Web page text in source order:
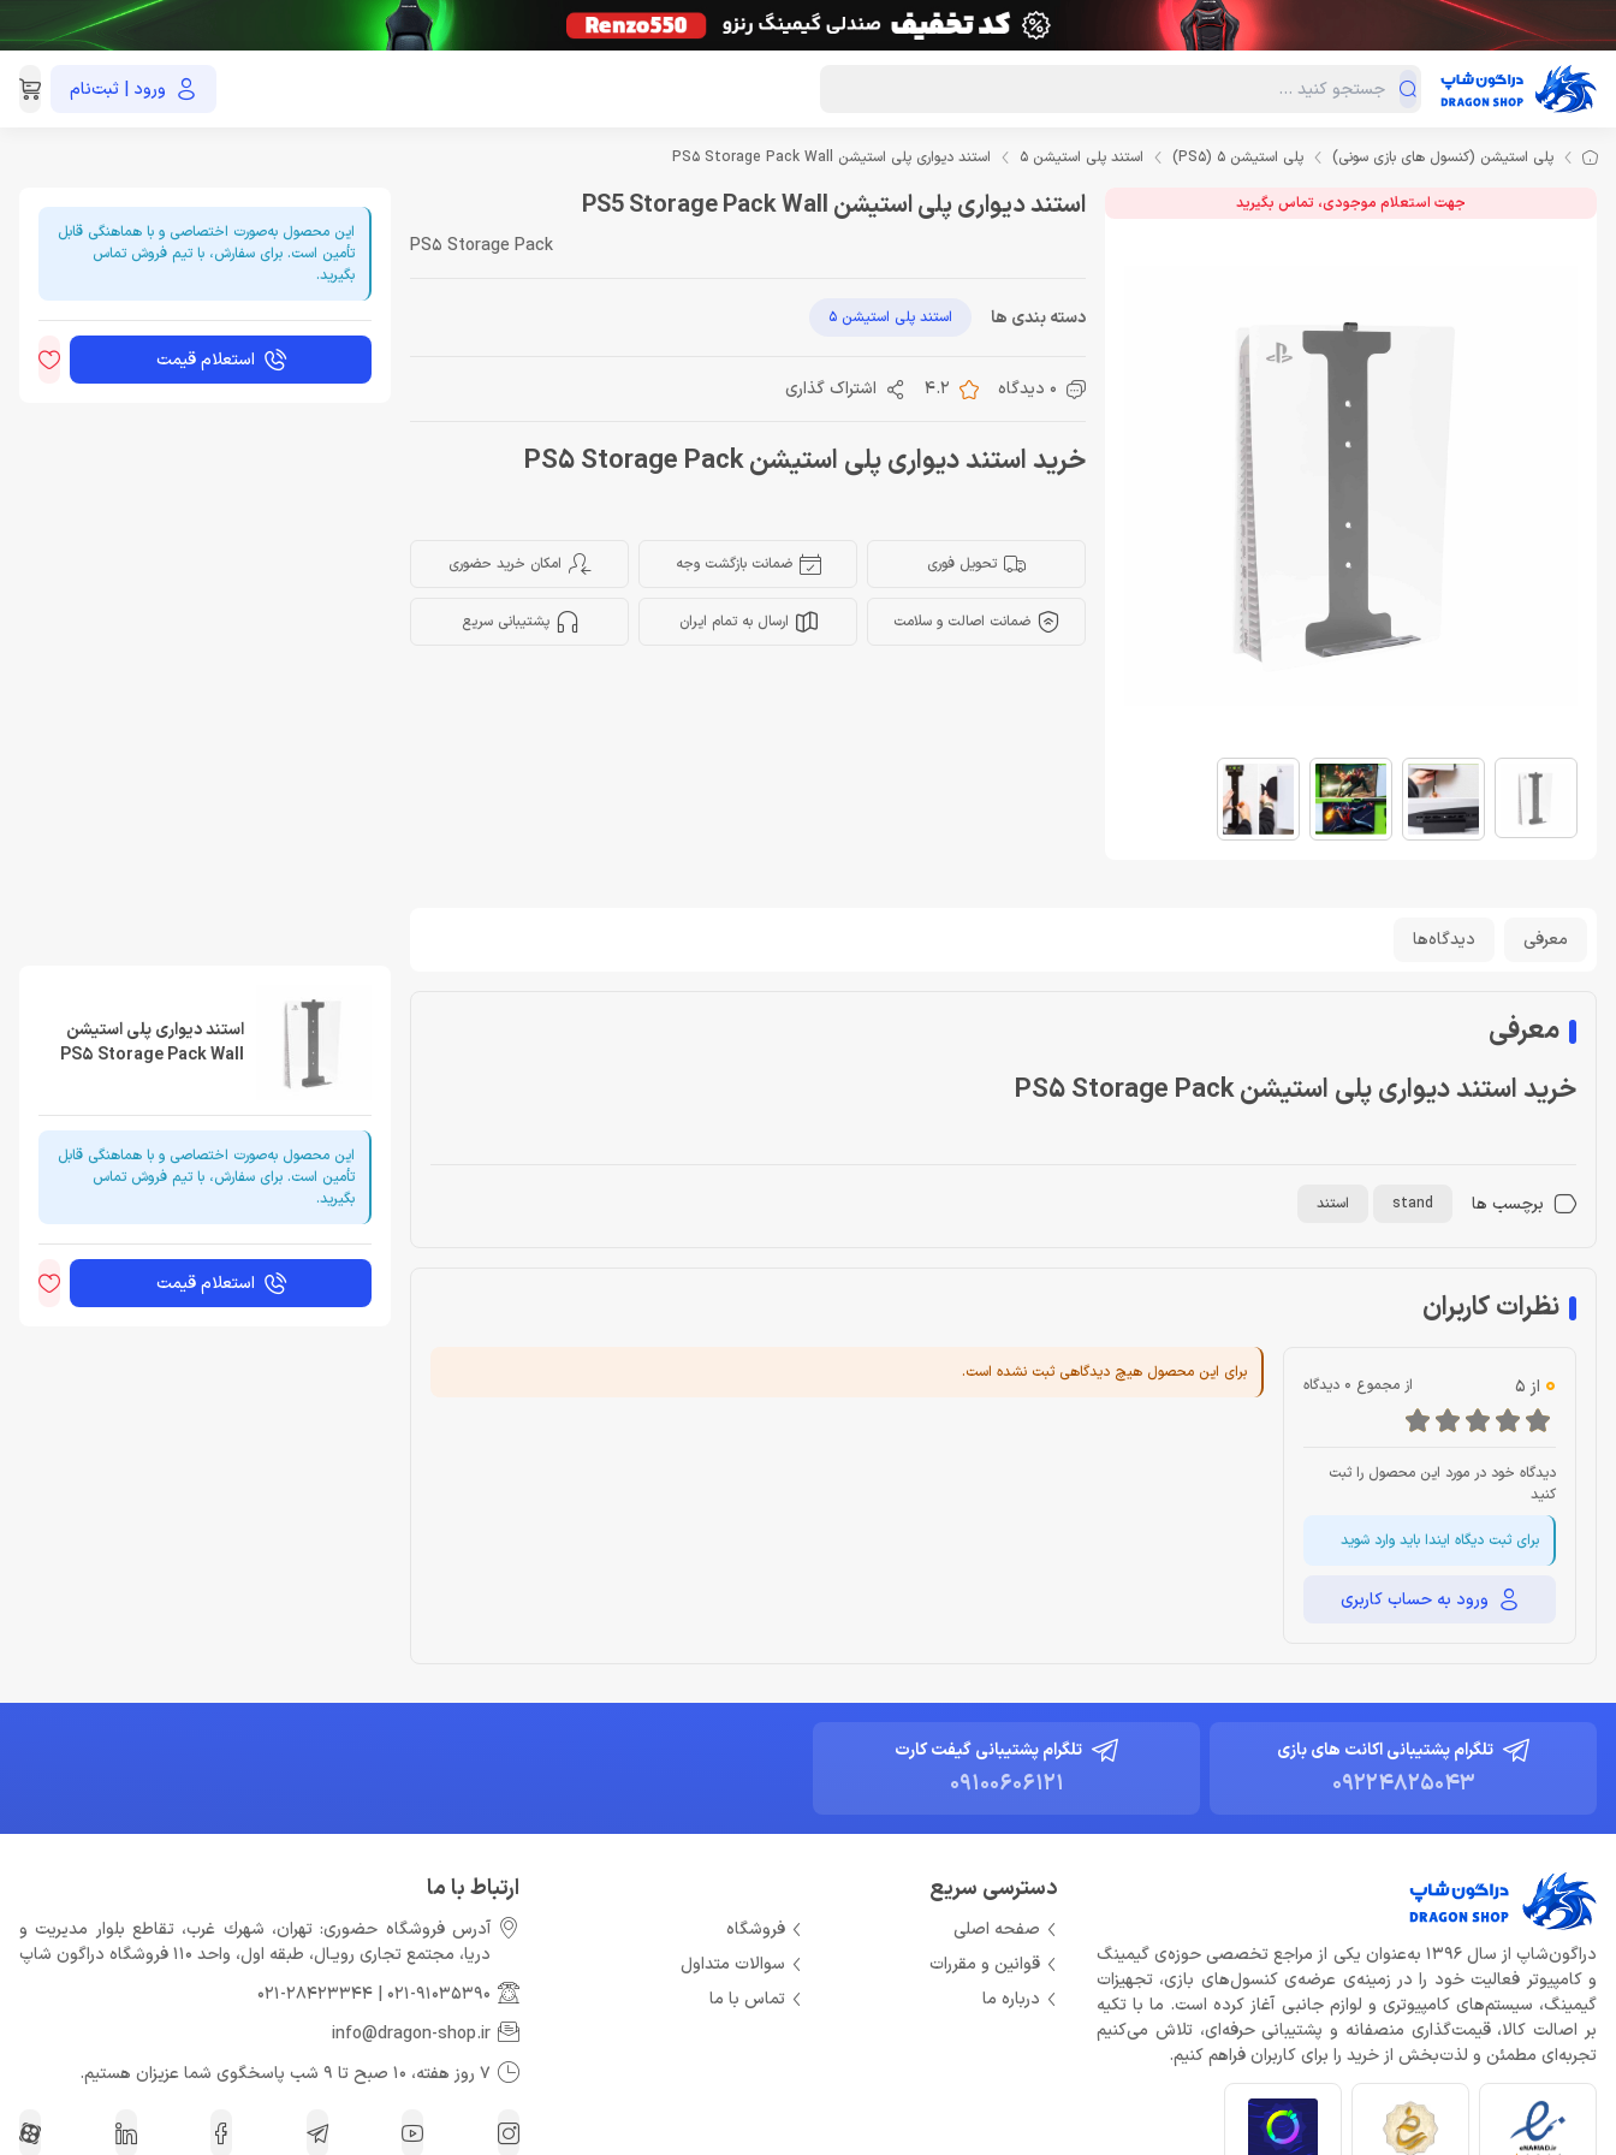
ورود | ثبت‌نام دسته‌بندی محصولات فروش ویژه 021-91035390
پلی استیشن (کنسول های بازی سونی) پلی استیشن 5 (PS5) استند پلی استیشن 5 استند دیواری پلی استیشن PS5 Storage Pack Wall
جهت استعلام موجودی، تماس بگیرید استند دیواری پلی استیشن PS5 Storage Pack Wall
PS5 Storage Pack
دسته بندی ها استند پلی استیشن 5
0 دیدگاه 4.2 اشتراک گذاری
خرید استند دیواری پلی استیشن PS5 Storage Pack
تحویل فوری ضمانت بازگشت وجه امکان خرید حضوری
ضمانت اصالت و سلامت ارسال به تمام ایران پشتیبانی سریع
این محصول به‌صورت اختصاصی و با هماهنگی قابل
تأمین است. برای سفارش، با تیم فروش تماس
بگیرید.
استعلام قیمت
معرفی دیدگاه‌ها
معرفی
خرید استند دیواری پلی استیشن PS5 Storage Pack
برچسب ها stand استند
نظرات کاربران
0 از 5 از مجموع 0 دیدگاه
دیدگاه خود در مورد این محصول را ثبت
کنید
برای ثبت دیگاه ایندا باید وارد شوید
ورود به حساب کاربری
برای این محصول هیچ دیدگاهی ثبت نشده است.
استند دیواری پلی استیشن
PS5 Storage Pack Wall
این محصول به‌صورت اختصاصی و با هماهنگی قابل
تأمین است. برای سفارش، با تیم فروش تماس
بگیرید.
استعلام قیمت
تلگرام پشتیبانی اکانت های بازی
09224825043
تلگرام پشتیبانی گیفت کارت
09100606121
دراگون‌شاپ از سال 1396 به‌عنوان یکی از مراجع تخصصی حوزه‌ی گیمینگ
و کامپیوتر فعالیت خود را در زمینه‌ی عرضه‌ی کنسول‌های بازی، تجهیزات
گیمینگ، سیستم‌های کامپیوتری و لوازم جانبی آغاز کرده است. ما با تکیه
بر اصالت کالا، قیمت‌گذاری منصفانه و پشتیبانی حرفه‌ای، تلاش می‌کنیم
تجربه‌ای مطمئن و لذت‌بخش از خرید را برای کاربران فراهم کنیم.
دسترسی سریع
صفحه اصلی
فروشگاه
قوانین و مقررات
سوالات متداول
درباره ما
تماس با ما
ارتباط با ما
آدرس فروشگاه حضوری: تهران، شهرك غرب، تقاطع بلوار مدیریت و
دريا، مجتمع تجارى رويـال، طبقه اول، واحد 110 فروشگاه دراگون شاپ
021-91035390
021-28423344
info@dragon-shop.ir
7 روز هفته، 10 صبح تا 9 شب پاسخگوی شما عزیزان هستیم.